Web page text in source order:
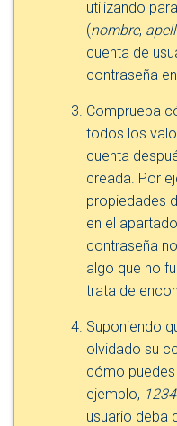
utilizando
(nombre,
cuenta de
contraseña
Comprueba
todos los
cuenta
creada. Por
propiedades
en el
contraseña
algo que no
trata de
Suponiendo
olvidado su
cómo puedes
ejemplo,
usuario deba